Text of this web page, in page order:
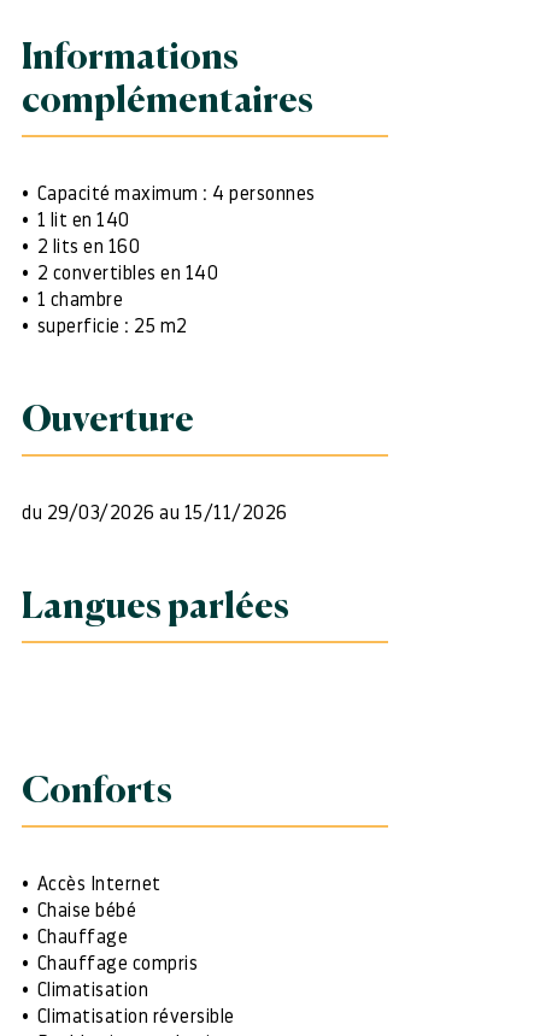
Informations
complémentaires
Capacité maximum : 4 personnes
1 lit en 140
2 lits en 160
2 convertibles en 140
1 chambre
superficie : 25 m2
Ouverture
du 29/03/2026 au 15/11/2026
Langues parlées
Conforts
Accès Internet
Chaise bébé
Chauffage
Chauffage compris
Climatisation
Climatisation réversible